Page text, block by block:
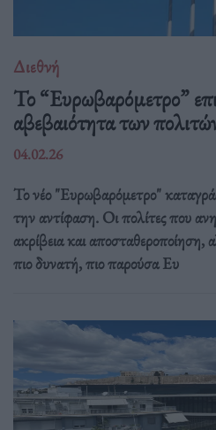
Διεθνή
Το “Ευρωβαρόμετρο”
αβεβαιότητα των
04.02.26
Το νέο "Ευρωβαρόμετρο"
την αντίφαση. Oι πολίτες που
ακρίβεια και αποσταθεροποίηση,
πιο δυνατή, πιο παρούσα Ευ